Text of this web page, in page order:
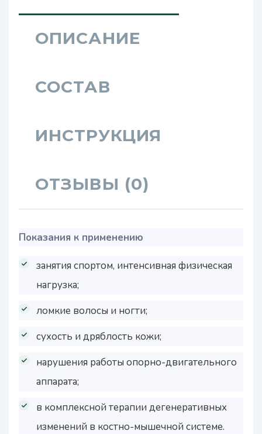
ОПИСАНИЕ
СОСТАВ
ИНСТРУКЦИЯ
ОТЗЫВЫ (0)
Показания к применению
занятия спортом, интенсивная физическая
нагрузка;
ломкие волосы и ногти;
сухость и дряблость кожи;
нарушения работы опорно-двигательного
аппарата;
в комплексной терапии дегенеративных
изменений в костно-мышечной системе.